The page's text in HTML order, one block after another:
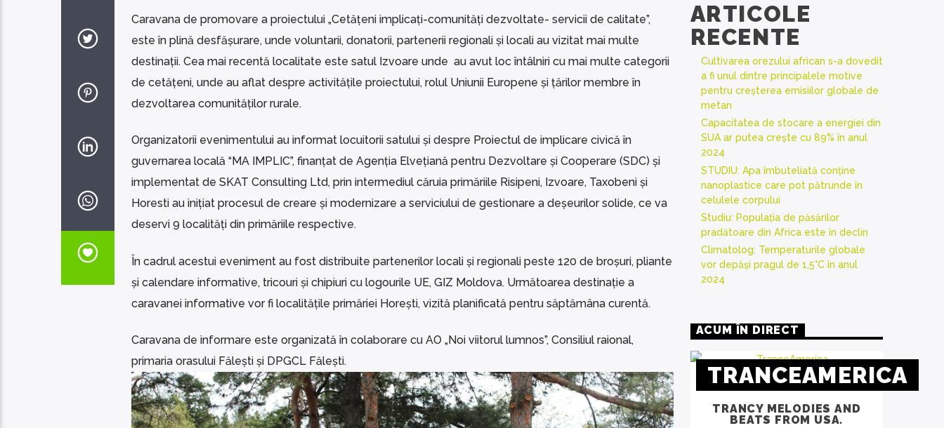
Caravana de promovare a proiectului „Cetățeni implicați-comunități dezvoltate- servicii de calitate”,
este în plină desfășurare, unde voluntarii, donatorii, partenerii regionali și locali au vizitat mai multe
destinații. Cea mai recentă localitate este satul Izvoare unde au avut loc întâlniri cu mai multe categorii
de cetățeni, unde au aflat despre activitățile proiectului, rolul Uniunii Europene și țărilor membre în
dezvoltarea comunităților rurale.
Organizatorii evenimentului au informat locuitorii satului și despre Proiectul de implicare civică în
guvernarea locală “MA IMPLIC”, finanțat de Agenția Elvețiană pentru Dezvoltare și Cooperare (SDC) și
implementat de SKAT Consulting Ltd, prin intermediul căruia primăriile Risipeni, Izvoare, Taxobeni și
Horesti au inițiat procesul de creare și modernizare a serviciului de gestionare a deșeurilor solide, ce va
deservi 9 localități din primăriile respective.
În cadrul acestui eveniment au fost distribuite partenerilor locali și regionali peste 120 de broșuri, pliante
și calendare informative, tricouri și chipiuri cu logourile UE, GIZ Moldova. Următoarea destinație a
caravanei informative vor fi localitățile primăriei Horești, vizită planificată pentru săptămâna curentă.
Caravana de informare este organizată în colaborare cu AO „Noi viitorul lumnos”, Consiliul raional,
primaria orasului Fălești și DPGCL Fălești.
ARTICOLE
RECENTE
Cultivarea orezului african s-a dovedit
a fi unul dintre principalele motive
pentru creșterea emisiilor globale de
metan
Capacitatea de stocare a energiei din
SUA ar putea crește cu 89% în anul
2024
STUDIU: Apa îmbuteliată conține
nanoplastice care pot pătrunde în
celulele corpului
Studiu: Populația de păsărilor
pradătoare din Africa este în declin
Climatolog: Temperaturile globale
vor depăși pragul de 1,5°C în anul
2024
ACUM ÎN DIRECT
TRANCEAMERICA
TRANCY MELODIES AND
BEATS FROM USA.